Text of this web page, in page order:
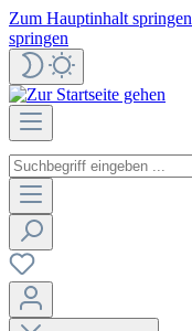
Zum Hauptinhalt springen
springen